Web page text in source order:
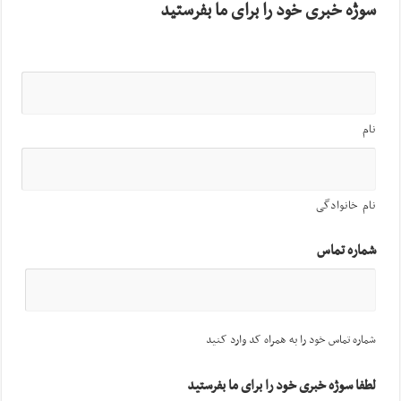
سوژه خبری خود را برای ما بفرستید
نام
نام خانوادگی
شماره تماس
شماره تماس خود را به همراه کد وارد کنید
لطفا سوژه خبری خود را برای ما بفرستید